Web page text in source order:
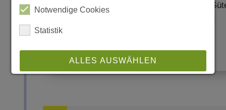
In den Niekammer's Landwirschaflichen
Deutschland alle Kennzahlen
Notwendige Cookies
Statistik
ALLES AUSWÄHLEN